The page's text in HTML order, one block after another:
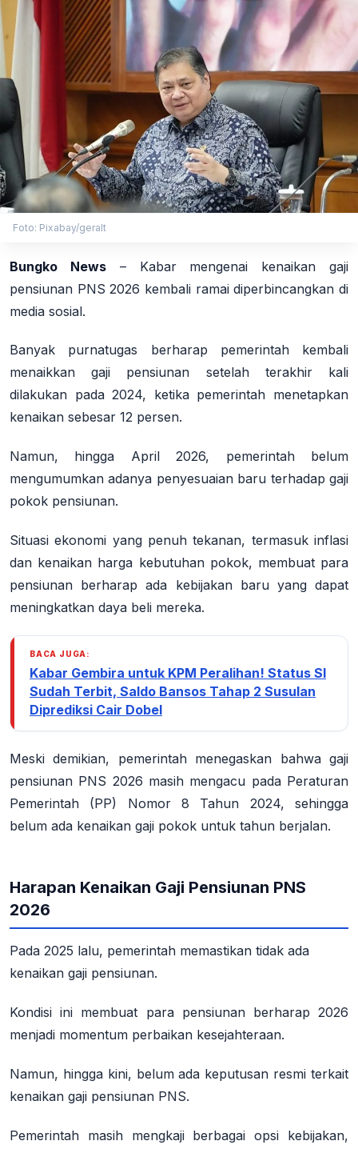
Foto: Pixabay/geralt
Bungko News– Kabar mengenai kenaikan gaji
pensiunan PNS 2026 kembali ramai diperbincangkan di
media sosial.
Banyak purnatugas berharap pemerintah kembali
menaikkan gaji pensiunan setelah terakhir kali
dilakukan pada 2024, ketika pemerintah menetapkan
kenaikan sebesar 12 persen.
Namun, hingga April 2026, pemerintah belum
mengumumkan adanya penyesuaian baru terhadap gaji
pokok pensiunan.
Situasi ekonomi yang penuh tekanan, termasuk inflasi
dan kenaikan harga kebutuhan pokok, membuat para
pensiunan berharap ada kebijakan baru yang dapat
meningkatkan daya beli mereka.
BACA JUGA:
Kabar Gembira untuk KPM Peralihan! Status SI
Sudah Terbit, Saldo Bansos Tahap 2 Susulan
Diprediksi Cair Dobel
Meski demikian, pemerintah menegaskan bahwa gaji
pensiunan PNS 2026 masih mengacu pada Peraturan
Pemerintah (PP) Nomor 8 Tahun 2024, sehingga
belum ada kenaikan gaji pokok untuk tahun berjalan.
Harapan Kenaikan Gaji Pensiunan PNS
2026
Pada 2025 lalu, pemerintah memastikan tidak ada
kenaikan gaji pensiunan.
Kondisi ini membuat para pensiunan berharap 2026
menjadi momentum perbaikan kesejahteraan.
Namun, hingga kini, belum ada keputusan resmi terkait
kenaikan gaji pensiunan PNS.
Pemerintah masih mengkaji berbagai opsi kebijakan,